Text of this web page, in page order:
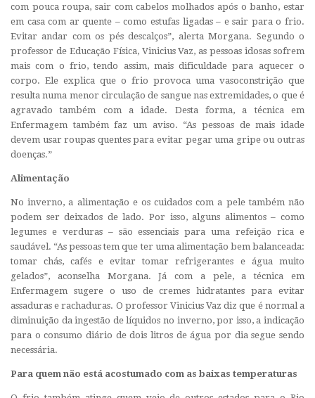
com pouca roupa, sair com cabelos molhados após o banho, estar
em casa com ar quente – como estufas ligadas – e sair para o frio.
Evitar andar com os pés descalços”, alerta Morgana. Segundo o
professor de Educação Física, Vinicius Vaz, as pessoas idosas sofrem
mais com o frio, tendo assim, mais dificuldade para aquecer o
corpo. Ele explica que o frio provoca uma vasoconstrição que
resulta numa menor circulação de sangue nas extremidades, o que é
agravado também com a idade. Desta forma, a técnica em
Enfermagem também faz um aviso. “As pessoas de mais idade
devem usar roupas quentes para evitar pegar uma gripe ou outras
doenças.”
Alimentação
No inverno, a alimentação e os cuidados com a pele também não
podem ser deixados de lado. Por isso, alguns alimentos – como
legumes e verduras – são essenciais para uma refeição rica e
saudável. “As pessoas tem que ter uma alimentação bem balanceada:
tomar chás, cafés e evitar tomar refrigerantes e água muito
gelados”, aconselha Morgana. Já com a pele, a técnica em
Enfermagem sugere o uso de cremes hidratantes para evitar
assaduras e rachaduras. O professor Vinicius Vaz diz que é normal a
diminuição da ingestão de líquidos no inverno, por isso, a indicação
para o consumo diário de dois litros de água por dia segue sendo
necessária.
Para quem não está acostumado com as baixas temperaturas